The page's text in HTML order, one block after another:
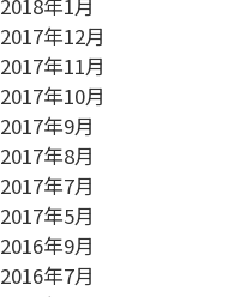
2018年1月
2017年12月
2017年11月
2017年10月
2017年9月
2017年8月
2017年7月
2017年5月
2016年9月
2016年7月